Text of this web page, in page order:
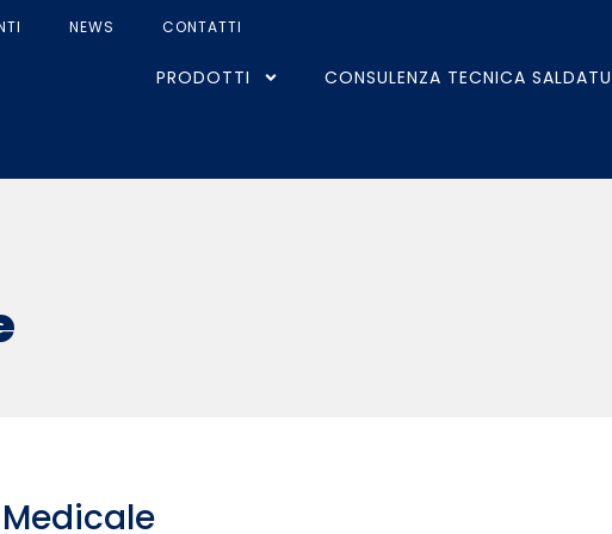
NEWS CONTATTI
PRODOTTI CONSULENZA TECNICA